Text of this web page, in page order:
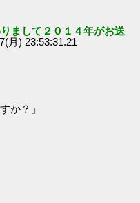
まして２０１４年がお送
月) 23:53:31.21
か？」